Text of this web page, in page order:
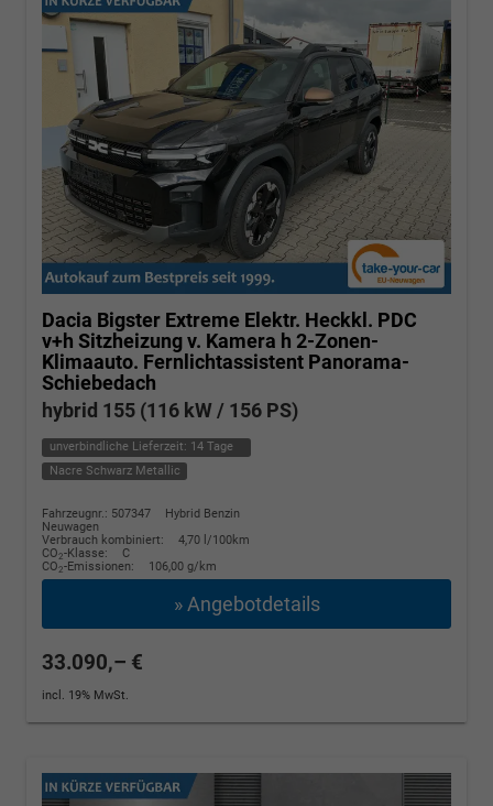
Dacia Bigster Extreme Elektr. Heckkl. PDC
v+h Sitzheizung v. Kamera h 2-Zonen-
Klimaauto. Fernlichtassistent Panorama-
Schiebedach
hybrid 155 (116 kW / 156 PS)
unverbindliche Lieferzeit: 14 Tage
Nacre Schwarz Metallic
Fahrzeugnr.: 507347
Hybrid Benzin
Neuwagen
Verbrauch kombiniert:
4,70 l/100km
CO2-Klasse:
C
CO2-Emissionen: 106,00 g/km
» Angebotdetails
33.090,– €
incl. 19% MwSt.